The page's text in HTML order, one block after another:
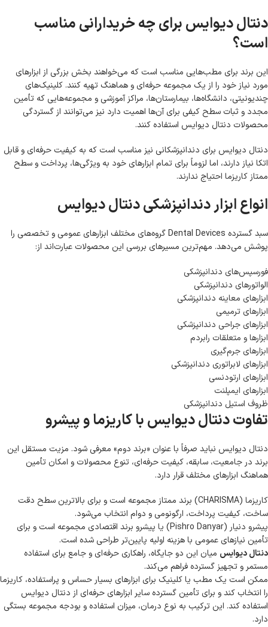
دنتال دیوایس برای چه خریدارانی مناسب
است؟
این برند برای مطب‌هایی مناسب است که می‌خواهند بخش بزرگی از ابزارهای
مورد نیاز خود را از یک مجموعه حرفه‌ای و هماهنگ تهیه کنند. کلینیک‌های
چندیونیتی، دانشگاه‌ها، بیمارستان‌ها، مراکز آموزشی و مجموعه‌هایی که تأمین
مجدد و ثبات سطح کیفی برای آن‌ها اهمیت دارد نیز می‌توانند از گستردگی
محصولات دنتال دیوایس استفاده کنند.
دنتال دیوایس برای دندانپزشکانی نیز مناسب است که به کیفیت حرفه‌ای و قابل
اتکا نیاز دارند، اما لزوماً برای تمام ابزارهای خود به ویژگی‌ها، پرداخت و سطح
ممتاز کاریزما احتیاج ندارند.
انواع ابزار دندانپزشکی دنتال دیوایس
سبد گسترده Dental Devices گروه‌های مختلف ابزارهای عمومی و تخصصی را
پوشش می‌دهد. مهم‌ترین مسیرهای بررسی این محصولات عبارت‌اند از:
فورسپس‌های دندانپزشکی
الواتورهای دندانپزشکی
ابزارهای معاینه دندانپزشکی
ابزارهای ترمیمی
ابزارهای جراحی دندانپزشکی
ابزارها و متعلقات رابردم
ابزارهای جرم‌گیری
ابزارهای لابراتوری دندانپزشکی
ابزارهای ارتودنسی
ابزارهای ایمپلنت
ظروف استیل دندانپزشکی
تفاوت دنتال دیوایس با کاریزما و پیشرو
دنتال دیوایس نباید صرفاً با عنوان «برند دوم» معرفی شود. مزیت مستقل این
برند در جامعیت، سابقه، کیفیت حرفه‌ای، تنوع محصولات و امکان تأمین
هماهنگ ابزارهای مختلف قرار دارد.
کاریزما (CHARISMA)
برند ممتاز مجموعه است و برای بالاترین سطح دقت
ساخت، کیفیت پرداخت، ارگونومی و دوام انتخاب می‌شود.
پیشرو دنیار (Pishro Danyar) یا پیشرو
برند اقتصادی مجموعه است و برای
تأمین نیازهای عمومی با هزینه اولیه پایین‌تر طراحی شده است.
دنتال دیوایس میان این دو جایگاه، راهکاری حرفه‌ای و جامع برای استفاده
مستمر و تجهیز گسترده فراهم می‌کند.
ممکن است یک مطب یا کلینیک برای ابزارهای بسیار حساس و پراستفاده، کاریزما
را انتخاب کند و برای تأمین گسترده سایر ابزارهای حرفه‌ای از دنتال دیوایس
استفاده کند. این ترکیب به نوع درمان، میزان استفاده و بودجه مجموعه بستگی
دارد.